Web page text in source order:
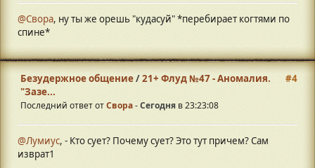
@Свора, ну ты же орешь "кудасуй" *перебирает когтями по
спине*
#4
Безудержное общение/21+ Флуд №47 - Аномалия.
"Зазе...
Последний ответ отСвора-Сегодня в 23:23:08
@Лумиус, - Кто сует? Почему сует? Это тут причем? Сам
изврат1